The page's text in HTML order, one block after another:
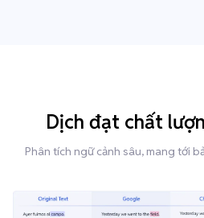
Dịch đạt chất
Phân tích ngữ cảnh sâu, mang tới